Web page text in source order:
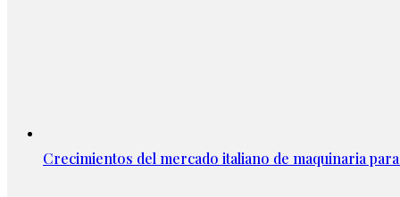
Crecimientos del mercado italiano de maquinaria